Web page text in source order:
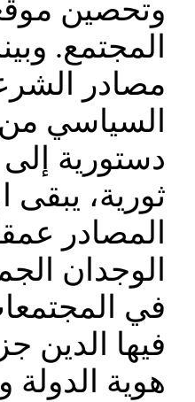
وتحصين
المجتمع.
مصادر
السياسي
دستورية إلى
ثورية، يبقى
المصادر
الوجدان
في
فيها الدين
هوية